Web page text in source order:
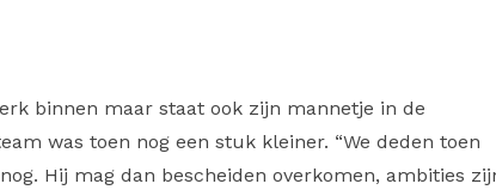
binnen maar staat ook zijn mannetje in de
was toen nog een stuk kleiner. “We deden toen
Hij mag dan bescheiden overkomen, ambities